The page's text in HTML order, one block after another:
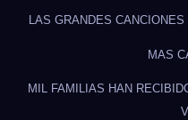
LAS GRANDES
MAS
MIL FAMILIAS HAN